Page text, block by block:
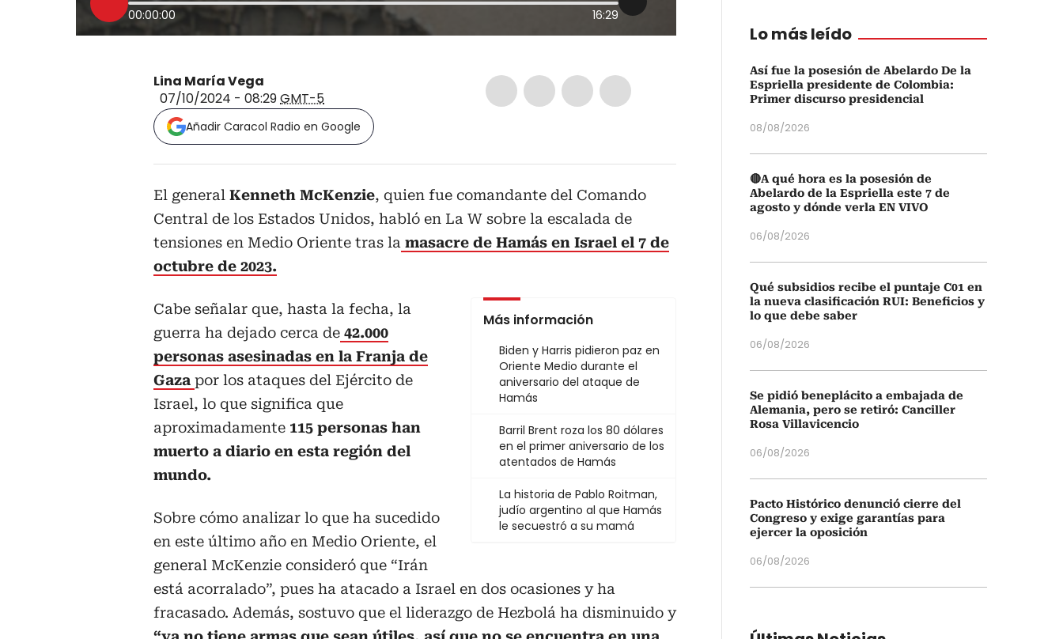
00:00:00 16:29
Lina María Vega
07/10/2024 - 08:29GMT-5
Añadir Caracol Radio en Google
El general Kenneth McKenzie, quien fue comandante del Comando
Central de los Estados Unidos, habló en La W sobre la escalada de
tensiones en Medio Oriente tras la masacre de Hamás en Israel el 7 de
octubre de 2023.
Más información
Biden y Harris pidieron paz en
Oriente Medio durante el
aniversario del ataque de
Hamás
Barril Brent roza los 80 dólares
en el primer aniversario de los
atentados de Hamás
La historia de Pablo Roitman,
judío argentino al que Hamás
le secuestró a su mamá
Cabe señalar que, hasta la fecha, la
guerra ha dejado cerca de 42.000
personas asesinadas en la Franja de
Gaza por los ataques del Ejército de
Israel, lo que significa que
aproximadamente 115 personas han
muerto a diario en esta región del
mundo.
Sobre cómo analizar lo que ha sucedido
en este último año en Medio Oriente, el
general McKenzie consideró que “Irán
está acorralado”, pues ha atacado a Israel en dos ocasiones y ha
fracasado. Además, sostuvo que el liderazgo de Hezbolá ha disminuido y
Lo más leído
Así fue la posesión de Abelardo De la
Espriella presidente de Colombia:
Primer discurso presidencial
08/08/2026
🔴A qué hora es la posesión de
Abelardo de la Espriella este 7 de
agosto y dónde verla EN VIVO
06/08/2026
Qué subsidios recibe el puntaje C01 en
la nueva clasificación RUI: Beneficios y
lo que debe saber
06/08/2026
Se pidió beneplácito a embajada de
Alemania, pero se retiró: Canciller
Rosa Villavicencio
06/08/2026
Pacto Histórico denunció cierre del
Congreso y exige garantías para
ejercer la oposición
06/08/2026